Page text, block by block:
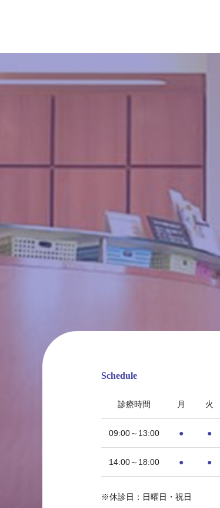
Schedule
診療時間 月 火
09:00～13:00 ● ●
14:00～18:00 ● ●
※休診日：日曜日・祝日